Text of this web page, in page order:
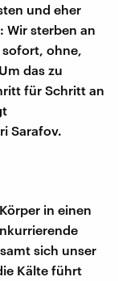
und eher
Wir sterben an
ohne,
das zu
für Schritt an
Sarafov.
in einen
sich unser
Kälte führt